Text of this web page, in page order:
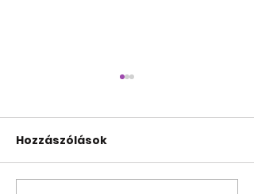
Hozzászólások